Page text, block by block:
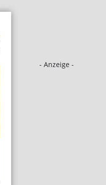
- Anzeige -